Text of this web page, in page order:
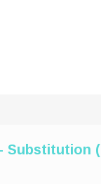
Substitution